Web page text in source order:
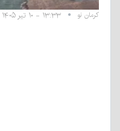
کرمان نو ۱۳:۳۳ - ۱۰ تیر ۱۴۰۵